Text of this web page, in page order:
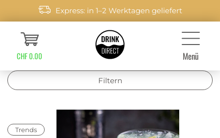
Express: in 1–2 Werktagen geliefert
CHF 0.00 Menü
Filtern
Trends